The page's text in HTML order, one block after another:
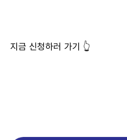
지금 신청하러 가기 👆